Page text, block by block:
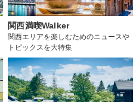
関西満喫Walker
関西エリアを楽しむためのニュースや
トピックスを大特集